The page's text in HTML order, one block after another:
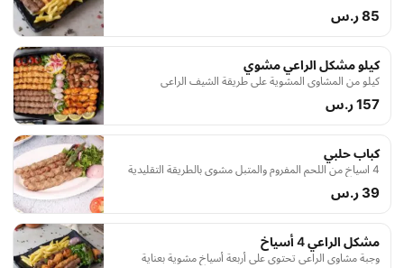
85 ر.س
كيلو مشكل الراعي مشوي
كيلو من المشاوي المشوية على طريقة الشيف الراعي
157 ر.س
كباب حلبي
4 اسياخ من اللحم المفروم والمتبل مشوي بالطريقة التقليدية
39 ر.س
مشكل الراعي 4 أسياخ
وجبة مشاوي الراعي تحتوي على أربعة أسياخ مشوية بعناية